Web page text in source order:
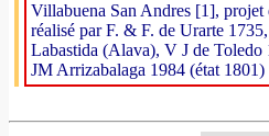
Villabuena San Andres [1], projet
réalisé par F. & F. de Urarte
Labastida (Alava), V J de
JM Arrizabalaga 1984 (état 1801)